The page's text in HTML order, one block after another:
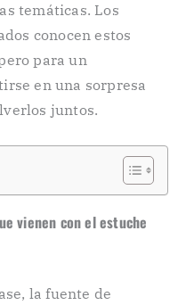
temáticas. Los
conocen estos
para un
en una sorpresa
juntos.
vienen con el estuche
la fuente de